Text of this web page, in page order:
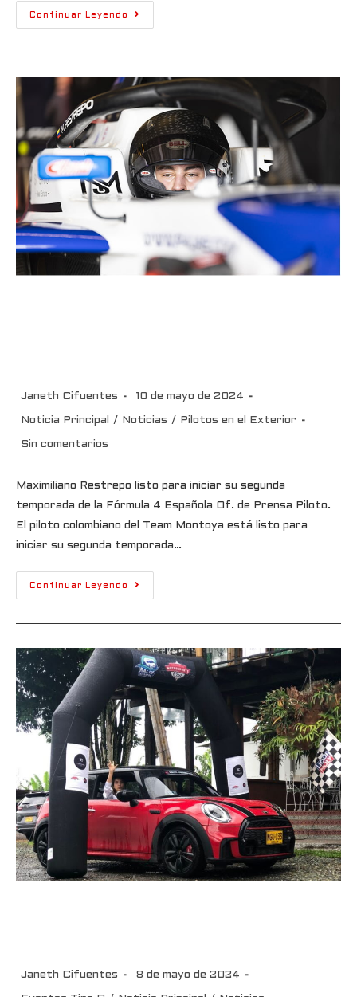
Continuar Leyendo
Janeth Cifuentes 10 de mayo de 2024
Noticia Principal / Noticias / Pilotos en el Exterior
Sin comentarios
Maximiliano Restrepo listo para iniciar su segunda
temporada de la Fórmula 4 Española Of. de Prensa Piloto.
El piloto colombiano del Team Montoya está listo para
iniciar su segunda temporada…
Continuar Leyendo
Janeth Cifuentes 8 de mayo de 2024